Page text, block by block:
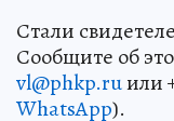
Стали
Сообщите об
vl@phkp.ruили
WhatsApp).